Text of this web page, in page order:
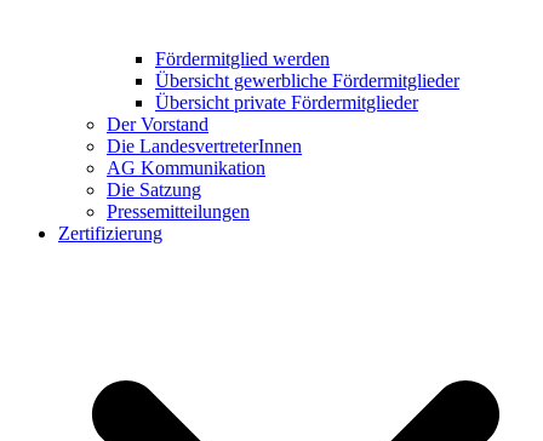
Fördermitglied werden
Übersicht gewerbliche Fördermitglieder
Übersicht private Fördermitglieder
Der Vorstand
Die LandesvertreterInnen
AG Kommunikation
Die Satzung
Pressemitteilungen
Zertifizierung